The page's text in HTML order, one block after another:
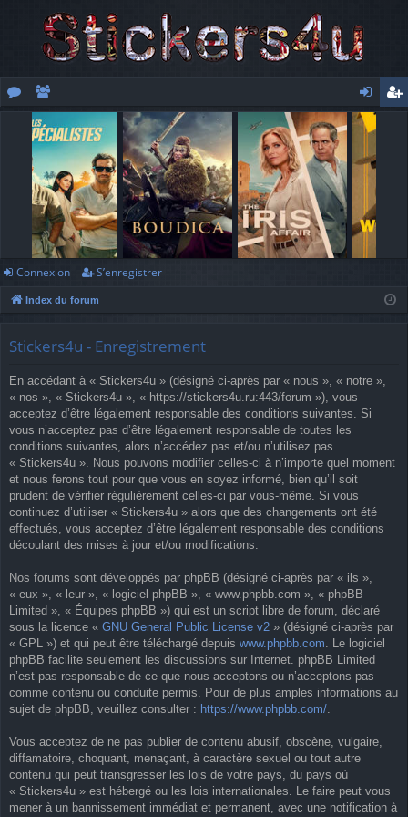
e
m
br
es
o
n
ne
xi
Connexion S’enregistrer
Index du forum
Stickers4u - Enregistrement
En accédant à « Stickers4u » (désigné ci-après par « nous », « notre »,
« nos », « Stickers4u », « https://stickers4u.ru:443/forum »), vous
acceptez d’être légalement responsable des conditions suivantes. Si
vous n’acceptez pas d’être légalement responsable de toutes les
conditions suivantes, alors n’accédez pas et/ou n’utilisez pas
« Stickers4u ». Nous pouvons modifier celles-ci à n’importe quel moment
et nous ferons tout pour que vous en soyez informé, bien qu’il soit
prudent de vérifier régulièrement celles-ci par vous-même. Si vous
continuez d’utiliser « Stickers4u » alors que des changements ont été
effectués, vous acceptez d’être légalement responsable des conditions
découlant des mises à jour et/ou modifications.
Nos forums sont développés par phpBB (désigné ci-après par « ils »,
« eux », « leur », « logiciel phpBB », « www.phpbb.com », « phpBB
Limited », « Équipes phpBB ») qui est un script libre de forum, déclaré
sous la licence « GNU General Public License v2 » (désigné ci-après par
« GPL ») et qui peut être téléchargé depuis www.phpbb.com . Le logiciel
phpBB facilite seulement les discussions sur Internet. phpBB Limited
n’est pas responsable de ce que nous acceptons ou n’acceptons pas
comme contenu ou conduite permis. Pour de plus amples informations au
sujet de phpBB, veuillez consulter : https://www.phpbb.com/
Vous acceptez de ne pas publier de contenu abusif, obscène, vulgaire,
diffamatoire, choquant, menaçant, à caractère sexuel ou tout autre
contenu qui peut transgresser les lois de votre pays, du pays où
« Stickers4u » est hébergé ou les lois internationales. Le faire peut vous
mener à un bannissement immédiat et permanent, avec une notification à